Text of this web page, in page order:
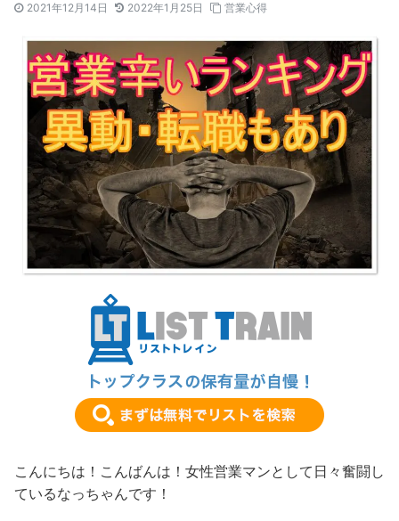
2021年12月14日 2022年1月25日 営業心得
こんにちは！こんばんは！女性営業マンとして日々奮闘し
ているなっちゃんです！